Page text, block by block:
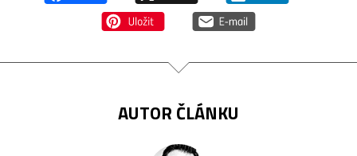
AUTOR ČLÁNKU